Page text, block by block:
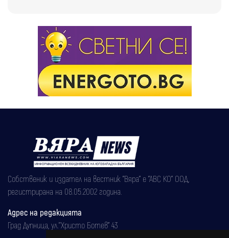
Собственик и издател на вестник "Вяра" е "АВС КО" ООД,
регистрирана на 08.05.2002 година.
Адрес на редакцията
Град Дупница, ул.''Христо Ботев" 43